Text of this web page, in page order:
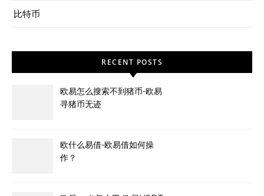
比特币
RECENT POSTS
欧易怎么搜索不到猪币-欧易
寻猪币无迹
欧什么易借-欧易借如何操
作？